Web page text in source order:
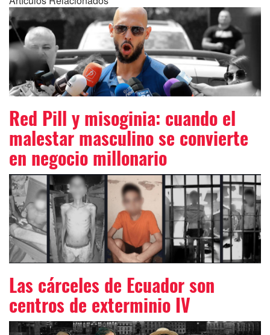
Red Pill y misoginia: cuando el
malestar masculino se convierte
en negocio millonario
Las cárceles de Ecuador son
centros de exterminio IV